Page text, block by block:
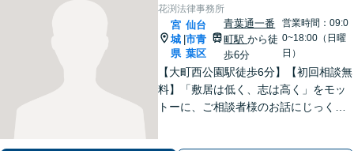
花渕法律事務所
宮
城
県
|
仙台
市青
葉区
青葉通一番
町駅から徒
歩6分
営業時間：09:0
0~18:00（日曜
日）
【大町西公園駅徒歩6分】【初回相談無
料】「敷居は低く、志は高く」をモッ
トーに、ご相談者様のお話にじっくり